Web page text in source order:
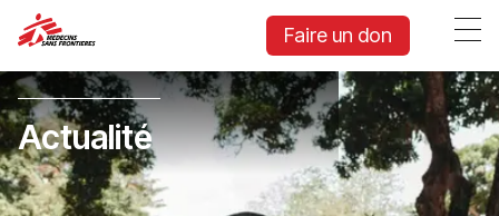
Faire un don
Actualité